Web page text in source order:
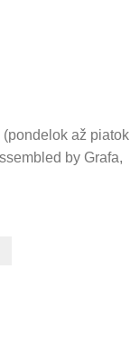
až piatok
by Grafa,